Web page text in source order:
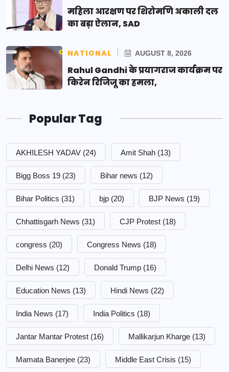
महिला आरक्षण पर शिरोमणि अकाली दल
का बड़ा ऐलान, SAD
NATIONAL AUGUST 8, 2026
Rahul Gandhi के प्रयागराज कार्यक्रम पर
किरेन रिजिजू का हमला,
Popular Tag
AKHILESH YADAV (24) Amit Shah (13)
Bigg Boss 19 (23) Bihar news (12)
Bihar Politics (31) bjp (20) BJP News (19)
Chhattisgarh News (31) CJP Protest (18)
congress (20) Congress News (18)
Delhi News (12) Donald Trump (16)
Education News (13) Hindi News (22)
India News (17) India Politics (18)
Jantar Mantar Protest (16) Mallikarjun Kharge (13)
Mamata Banerjee (23) Middle East Crisis (15)